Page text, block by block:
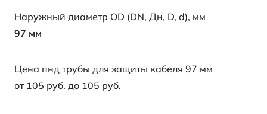
Наружный диаметр OD (DN, Дн, D, d), мм
97 мм
Цена пнд трубы для защиты кабеля 97 мм
от 105 руб. до 105 руб.